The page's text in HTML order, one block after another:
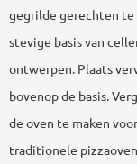
gegrilde gerechten te
stevige basis van
ontwerpen. Plaats
bovenop de basis.
de oven te maken
traditionele